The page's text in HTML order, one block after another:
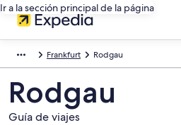
Ir a la sección principal de la página
Frankfurt Rodgau
Rodgau
Guía de viajes